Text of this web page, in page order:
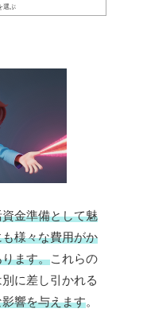
選ぶ
金準備として魅
様々な費用がか
ます。これらの
に差し引かれる
響を与えます。